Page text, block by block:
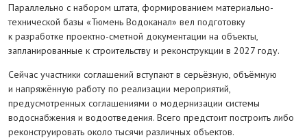
Параллельно с набором штата, формированием материально-
технической базы «Тюмень Водоканал» вел подготовку
к разработке проектно-сметной документации на объекты,
запланированные к строительству и реконструкции в 2027 году.
Сейчас участники соглашений вступают в серьёзную, объёмную
и напряжённую работу по реализации мероприятий,
предусмотренных соглашениями о модернизации системы
водоснабжения и водоотведения. Всего предстоит построить либо
реконструировать около тысячи различных объектов.